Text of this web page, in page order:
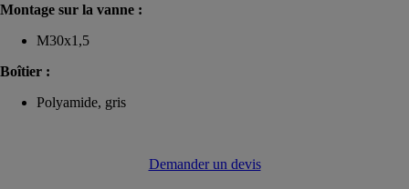
Montage sur la vanne :
M30x1,5
Boîtier :
Polyamide, gris
Demander un devis